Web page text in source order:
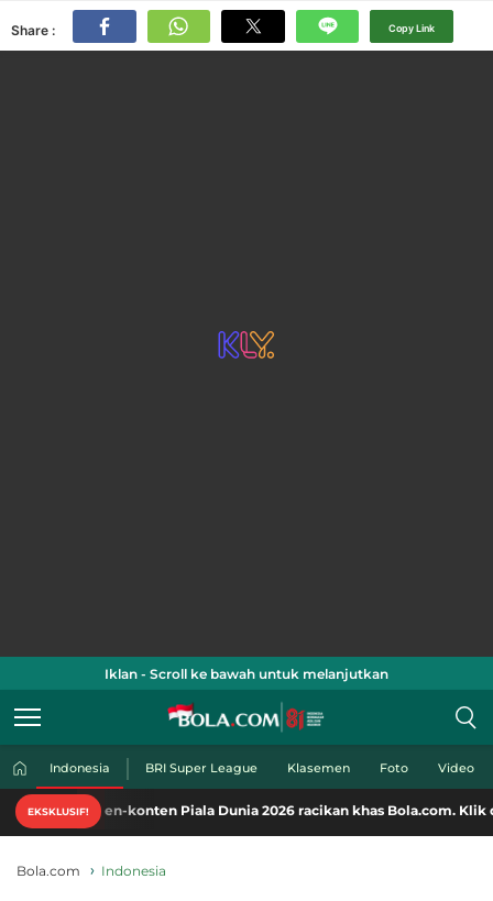
Share : Copy Link
Iklan - Scroll ke bawah untuk melanjutkan
Indonesia BRI Super League Klasemen Foto Video
EKSKLUSIF!
konten Piala Dunia 2026 racikan khas Bola.com. Klik di sini!
Bola.com Indonesia